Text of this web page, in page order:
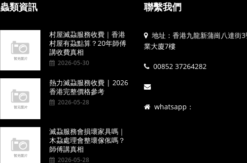
蟲類資訊
村屋滅蝨服務收費｜香港
村屋有蝨點算？20年師傅
講收費真相
2026-05-30
熱力滅蝨服務收費 | 2026
香港完整價格參考
2026-05-28
滅蝨服務會損壞家具嗎｜
木蝨處理會整壞傢俬嗎？
師傅講真相
2026-05-28
聯繫我們
地址：香港九龍新蒲崗八達街
業大廈7樓
00852 37264282
whatsapp：